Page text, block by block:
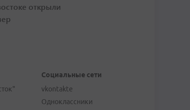
открыли
Социальные сети
vkontakte
Одноклассники